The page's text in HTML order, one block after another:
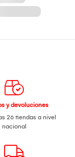
y devoluciones
26 tiendas a nivel
nacional